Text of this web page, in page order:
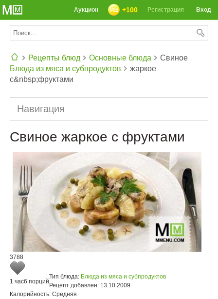
Вход
Регистрация
+100
Аукцион
Рецепты блюд
Основные блюда
Блюда из мяса и субпродуктов
Свиное
жаркое
с&nbsp;фруктами
Навигация
Свиное жаркое с фруктами
3788
1 час6 порций
Тип блюда: Блюда из мяса и субпродуктов
Рецепт добавлен: 13.10.2009
Калорийность: Средняя